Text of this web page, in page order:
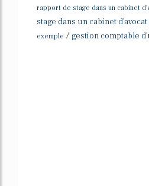
rapport de stage dans un cabinet
stage dans un cabinet d'avocat
exemple / gestion comptable